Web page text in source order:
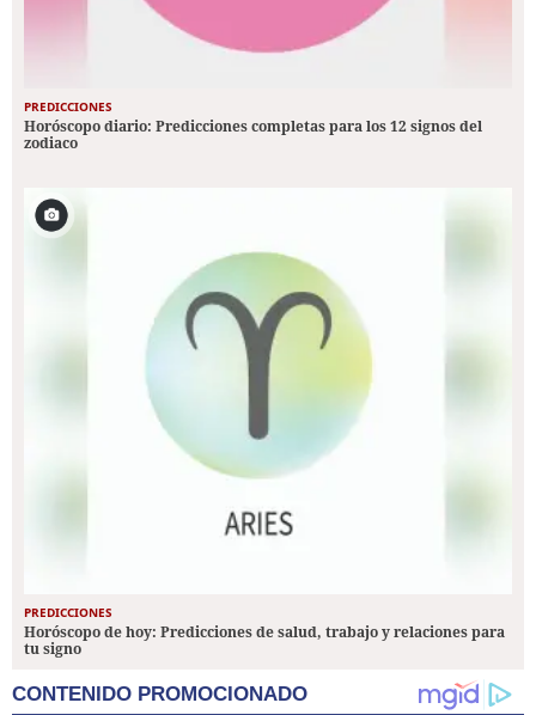
PREDICCIONES
Horóscopo diario: Predicciones completas para los 12 signos del
zodiaco
PREDICCIONES
Horóscopo de hoy: Predicciones de salud, trabajo y relaciones para
tu signo
CONTENIDO PROMOCIONADO